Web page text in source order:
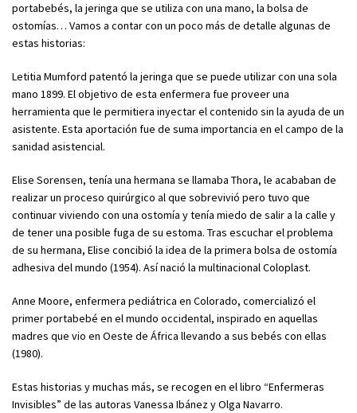
portabebés, la jeringa que se utiliza con una mano, la bolsa de
ostomías… Vamos a contar con un poco más de detalle algunas de
estas historias:
Letitia Mumford patentó la jeringa que se puede utilizar con una sola
mano 1899. El objetivo de esta enfermera fue proveer una
herramienta que le permitiera inyectar el contenido sin la ayuda de un
asistente. Esta aportación fue de suma importancia en el campo de la
sanidad asistencial.
Elise Sorensen, tenía una hermana se llamaba Thora, le acababan de
realizar un proceso quirúrgico al que sobrevivió pero tuvo que
continuar viviendo con una ostomía y tenía miedo de salir a la calle y
de tener una posible fuga de su estoma. Tras escuchar el problema
de su hermana, Elise concibió la idea de la primera bolsa de ostomía
adhesiva del mundo (1954). Así nació la multinacional Coloplast.
Anne Moore, enfermera pediátrica en Colorado, comercializó el
primer portabebé en el mundo occidental, inspirado en aquellas
madres que vio en Oeste de África llevando a sus bebés con ellas
(1980).
Estas historias y muchas más, se recogen en el libro “Enfermeras
Invisibles” de las autoras Vanessa Ibánez y Olga Navarro.